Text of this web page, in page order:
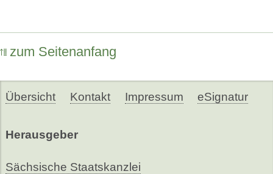
zum Seitenanfang
Übersicht Kontakt Impressum eSignatur
Herausgeber
Sächsische Staatskanzlei